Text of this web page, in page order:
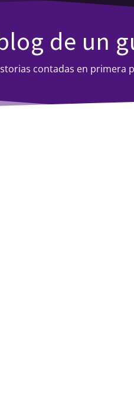
de un
contadas en primera